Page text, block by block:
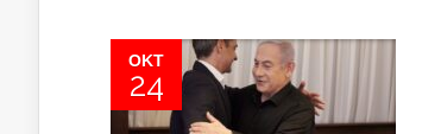
ΟΚΤ
24